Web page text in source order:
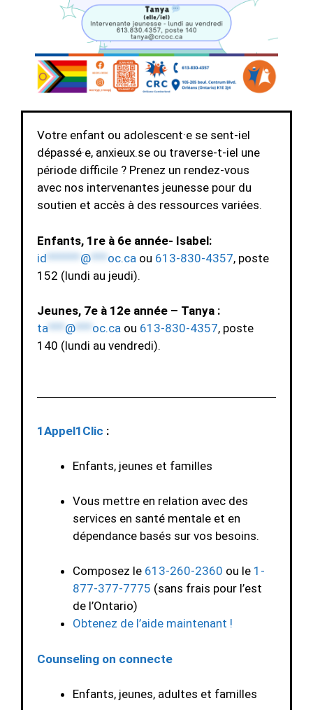
Votre enfant ou adolescent·e se sent-iel
dépassé·e, anxieux.se ou traverse-t-iel une
période difficile ? Prenez un rendez-vous
avec nos intervenantes jeunesse pour du
soutien et accès à des ressources variées.
Enfants, 1re à 6e année- Isabel:
id ****** @ *** oc.ca ou 613-830-4357, poste
152 (lundi au jeudi).
Jeunes, 7e à 12e année – Tanya :
ta*** @*** oc.ca ou 613-830-4357, poste
140 (lundi au vendredi).
1Appel1Clic :
Enfants, jeunes et familles
Vous mettre en relation avec des
services en santé mentale et en
dépendance basés sur vos besoins.
Composez le 613-260-2360 ou le 1-
877-377-7775 (sans frais pour l’est
de l’Ontario)
Obtenez de l’aide maintenant !
Counseling on connecte
Enfants, jeunes, adultes et familles